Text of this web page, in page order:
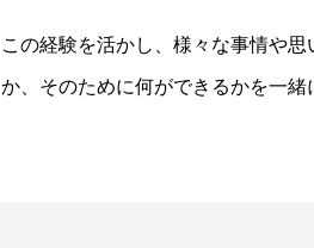
この経験を活かし、様々な事情や
か、そのために何ができるかを一緒